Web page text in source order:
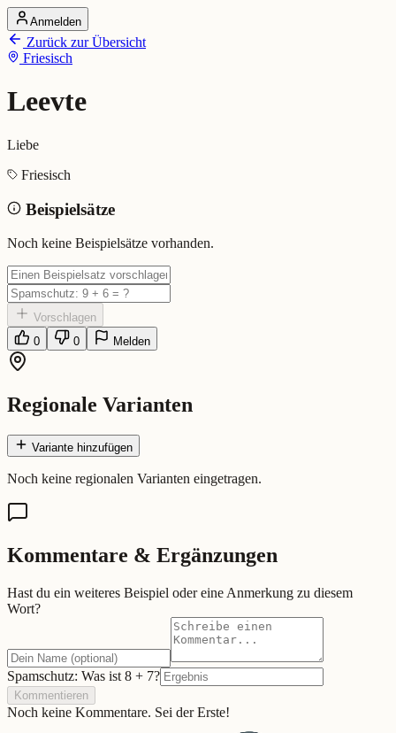
Startseite
Alle Dialekte
Dialekte vergleichen
Dialekt-Karte
Ranking
Leevte (Friesisch)
Bedeutung: Liebe
Eingereicht von: Mundwerk Team
Anmelden
Zurück zur Übersicht
Friesisch
Leevte
Liebe
Friesisch
Beispielsätze
Noch keine Beispielsätze vorhanden.
Vorschlagen
0
0 Melden
Regionale Varianten
Variante hinzufügen
Noch keine regionalen Varianten eingetragen.
Kommentare & Ergänzungen
Hast du ein weiteres Beispiel oder eine Anmerkung zu diesem
Wort?
Spamschutz: Was ist 8 + 7?
Kommentieren
Noch keine Kommentare. Sei der Erste!